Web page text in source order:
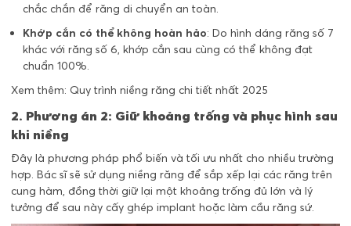
chắc chắn để răng di chuyển an toàn.
Khớp cắn có thể không hoàn hảo: Do hình dáng răng số 7
khác với răng số 6, khớp cắn sau cùng có thể không đạt
chuẩn 100%.
Xem thêm: Quy trình niềng răng chi tiết nhất 2025
2. Phương án 2: Giữ khoảng trống và phục hình sau
khi niềng
Đây là phương pháp phổ biến và tối ưu nhất cho nhiều trường
hợp. Bác sĩ sẽ sử dụng niềng răng để sắp xếp lại các răng trên
cung hàm, đồng thời giữ lại một khoảng trống đủ lớn và lý
tưởng để sau này cấy ghép implant hoặc làm cầu răng sứ.